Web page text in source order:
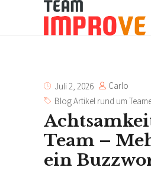
Juli 2, 2026
Carlo
Blog Artikel rund um
Team –
ein